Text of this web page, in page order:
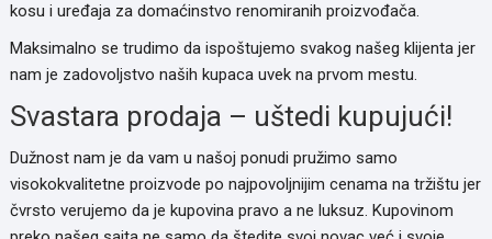
kosu i uređaja za domaćinstvo renomiranih proizvođača.
Maksimalno se trudimo da ispoštujemo svakog našeg klijenta jer
nam je zadovoljstvo naših kupaca uvek na prvom mestu.
Svastara prodaja – uštedi kupujući!
Dužnost nam je da vam u našoj ponudi pružimo samo
visokokvalitetne proizvode po najpovoljnijim cenama na tržištu jer
čvrsto verujemo da je kupovina pravo a ne luksuz. Kupovinom